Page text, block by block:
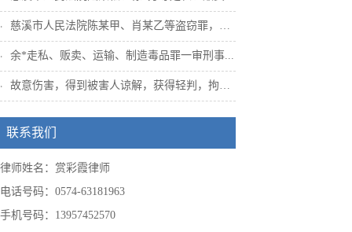
慈溪市人民法院陈某甲、肖某乙等盗窃罪，姜...
余*走私、贩卖、运输、制造毒品罪一审刑事...
故意伤害，得到被害人谅解，获得轻判，拘役...
联系我们
律师姓名：赏彩霞律师
电话号码：0574-63181963
手机号码：13957452570